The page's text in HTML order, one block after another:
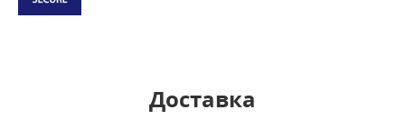
Доставка